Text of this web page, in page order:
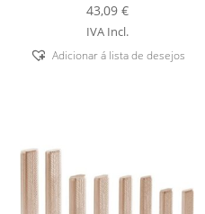
43,09 €
IVA Incl.
Adicionar á lista de desejos